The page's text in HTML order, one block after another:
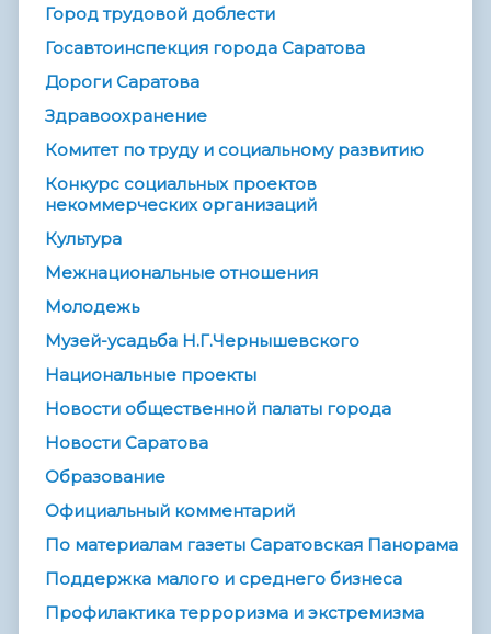
Город трудовой доблести
Госавтоинспекция города Саратова
Дороги Саратова
Здравоохранение
Комитет по труду и социальному развитию
Конкурс социальных проектов
некоммерческих организаций
Культура
Межнациональные отношения
Молодежь
Музей-усадьба Н.Г.Чернышевского
Национальные проекты
Новости общественной палаты города
Новости Саратова
Образование
Официальный комментарий
По материалам газеты Саратовская Панорама
Поддержка малого и среднего бизнеса
Профилактика терроризма и экстремизма